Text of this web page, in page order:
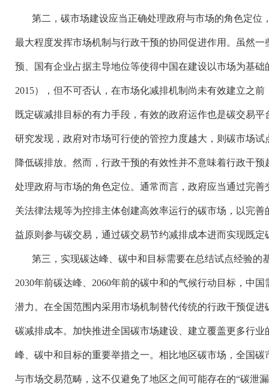
第二，碳市场建设应当正确处理政府与市场的角色定位
最大程度发挥市场机制与行政干预的协同促进作用。虽然
预、国有企业占据主导地位等使得中国在建设以市场为基
2015），但不可否认，在市场化减排机制尚未有效建立之
既定碳减排目标的有力手段，有效的政府运作也是碳交易
研究发现，政府对市场可行使的管控力度越大，则碳市场
降低碳排放。然而，行政干预的有效性并不意味着行政干
处理政府与市场的角色定位。通常而言，政府应当通过完
关法律法规等为控排主体创建高效率运行的碳市场，以完
益原则参与碳交易，通过碳交易节约减排成本进而实现既定
第三，实现碳达峰、碳中和目标需要在总结试点经验的
2030年前碳达峰、2060年前的碳中和的气候行动目标，中
潜力。在全国范围内采用市场机制替代传统的行政干预促
碳减排成本。加快推进全国碳市场建设、建立覆盖更多行
峰、碳中和目标的重要举措之一。相比地区碳市场，全国
与市场交易范畴，这不仅避免了地区之间可能存在的“碳泄